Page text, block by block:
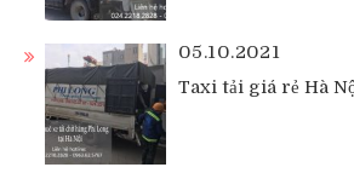
05.10.2021
Taxi tải giá rẻ Hà